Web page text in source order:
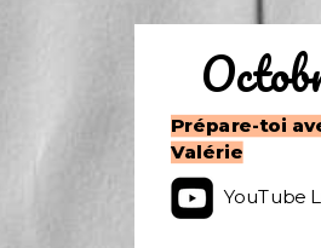
YouTube
Prépare-toi
Valérie